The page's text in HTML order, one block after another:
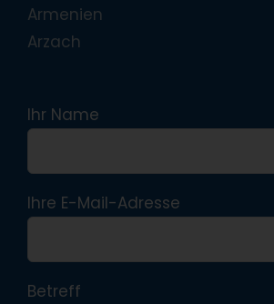
Armenien
Arzach
Ihr Name
Ihre E-Mail-Adresse
Betreff